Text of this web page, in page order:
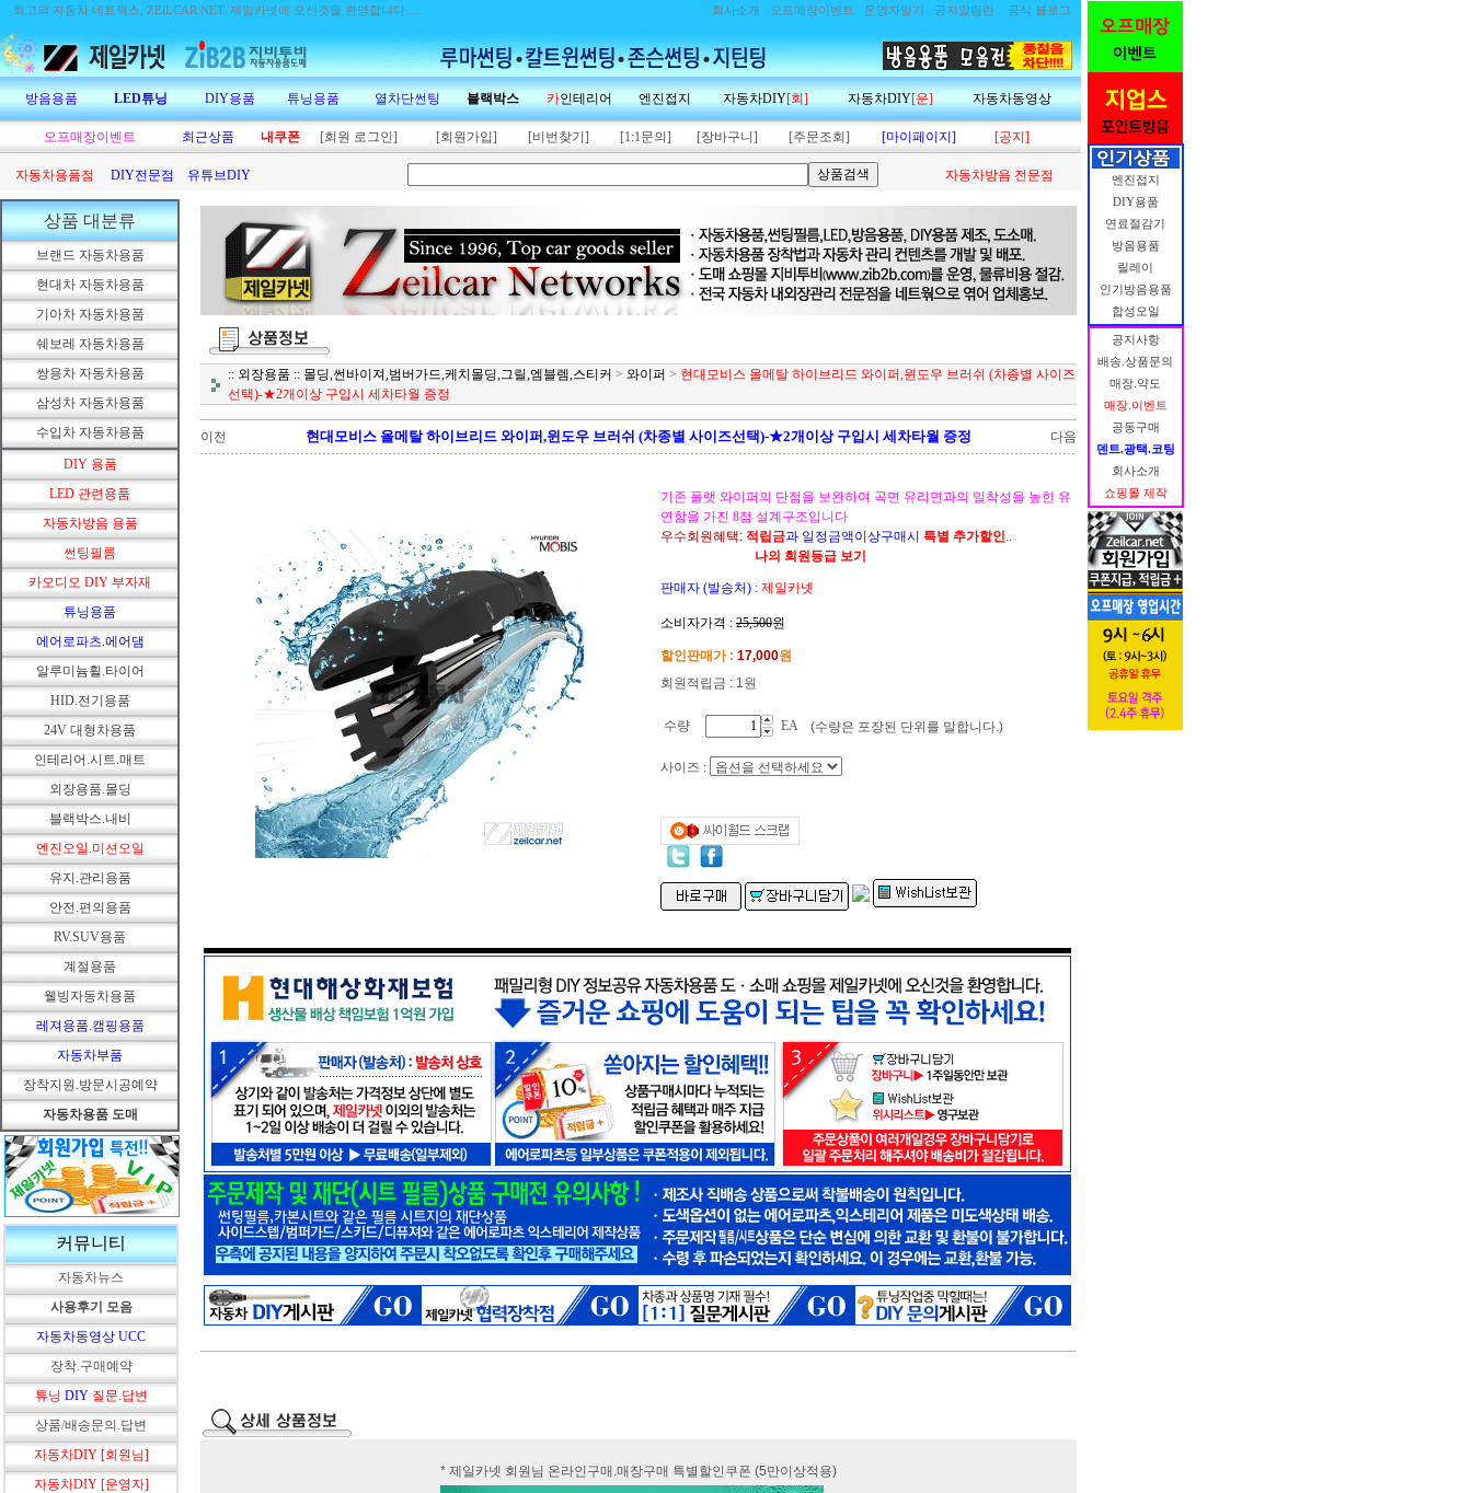
최고의 자동차 네트웍스, ZEiLCAR.NET. 제일카넷에 오신것을 환영합니다..... 회사소개 오프매장이벤트 운영자일기 공지알림란 공식 블로그
방음용품 LED튜닝 DIY용품 튜닝용품 열차단썬팅 블랙박스 카인테리어 엔진접지 자동차DIY[회] 자동차DIY[운] 자동차동영상
오프매장이벤트 최근상품 내쿠폰 [회원 로그인] [회원가입] [비번찾기] [1:1문의] [장바구니] [주문조회] [마이페이지] [공지]
자동차용품점 DIY전문점 유튜브DIY 자동차방음 전문점
상품 대분류
브랜드 자동차용품
현대차 자동차용품
기아차 자동차용품
쉐보레 자동차용품
쌍용차 자동차용품
삼성차 자동차용품
수입차 자동차용품
DIY 용품
LED 관련용품
자동차방음 용품
썬팅필름
카오디오 DIY 부자재
튜닝용품
에어로파츠.에어댐
알루미늄휠.타이어
HID.전기용품
24V 대형차용품
인테리어.시트.매트
외장용품.몰딩
블랙박스.내비
엔진오일.미션오일
유지.관리용품
안전.편의용품
RV.SUV용품
계절용품
웰빙자동차용품
레져용품.캠핑용품
자동차부품
장착지원.방문시공예약
자동차용품 도매
커뮤니티
자동차뉴스
사용후기 모음
자동차동영상 UCC
장착.구매예약
튜닝 DIY 질문.답변
상품/배송문의.답변
자동차DIY [회원님]
자동차DIY [운영자]
:: 외장용품 :: 몰딩,썬바이져,범버가드,케치몰딩,그릴,엠블렘,스티커 > 와이퍼 > 현대모비스 올메탈 하이브리드 와이퍼,윈도우 브러쉬 (차종별 사이즈
선택)-★2개이상 구입시 세차타월 증정
이전 현대모비스 올메탈 하이브리드 와이퍼,윈도우 브러쉬 (차종별 사이즈선택)-★2개이상 구입시 세차타월 증정 다음
기존 플랫 와이퍼의 단점을 보완하여 곡면 유리면과의 밀착성을 높힌 유
연함을 가진 8점 설계구조입니다
우수회원혜택: 적립금과 일정금액이상구매시 특별 추가할인..
나의 회원등급 보기
판매자 (발송처) : 제일카넷
소비자가격 : 25,500원
할인판매가 : 17,000원
회원적립금 : 1원
수량 EA (수량은 포장된 단위를 말합니다.)
사이즈 :
* 제일카넷 회원님 온라인구매.매장구매 특별할인쿠폰 (5만이상적용)
엔진접지
DIY용품
연료절감기
방음용품
릴레이
인기방음용품
합성오일
공지사항
배송.상품문의
매장.약도
매장.이벤트
공동구매
덴트.광택.코팅
회사소개
쇼핑몰 제작